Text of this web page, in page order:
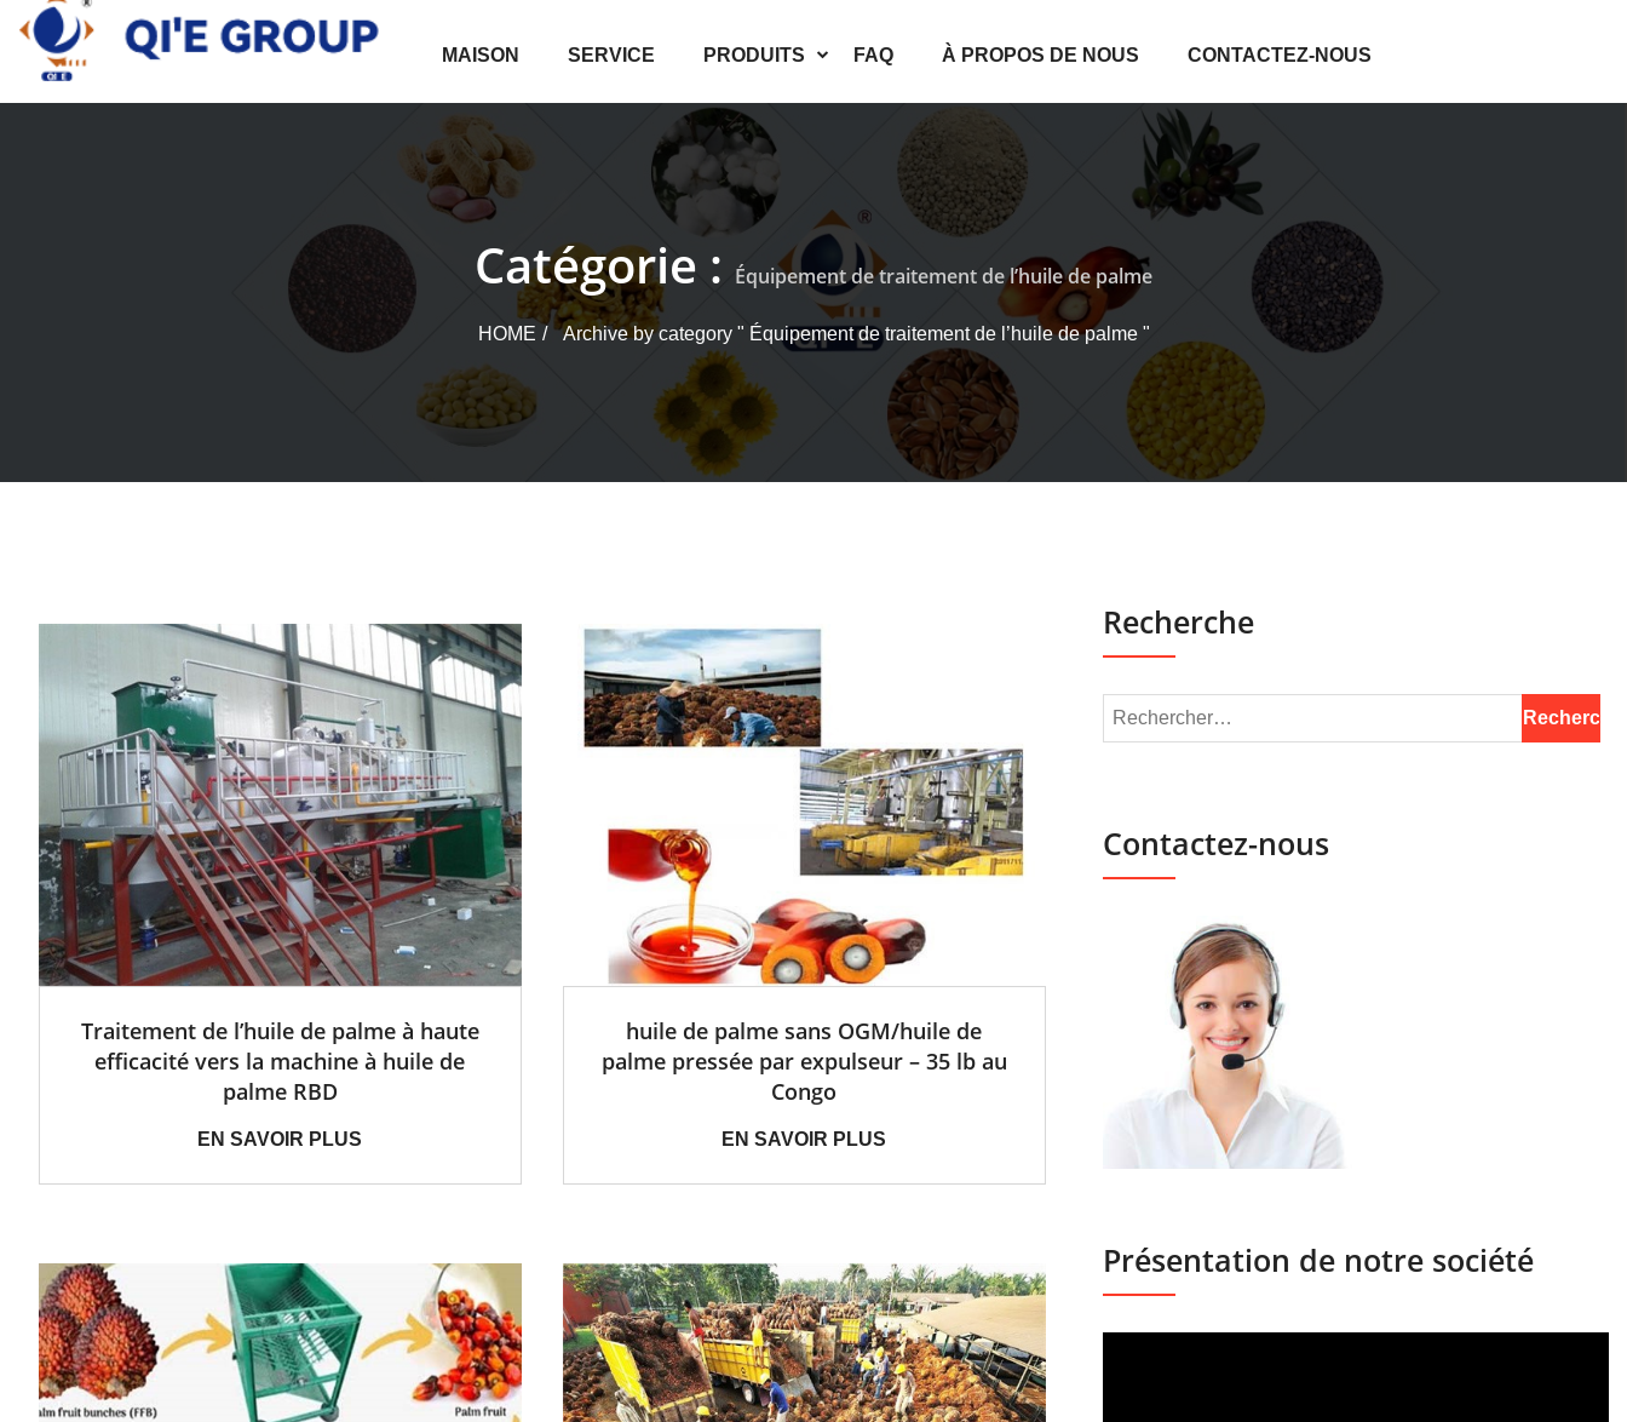
Skip
content
MAISON SERVICE PRODUITS FAQ À PROPOS DE NOUS CONTACTEZ-NOUS
Catégorie : Équipement de traitement de l’huile de palme
HOME Archive by category " Équipement de traitement de l’huile de palme "
Traitement de l’huile de palme à haute
efficacité vers la machine à huile de
palme RBD
EN SAVOIR PLUS
huile de palme sans OGM/huile de
palme pressée par expulseur – 35 lb au
Congo
EN SAVOIR PLUS
Recherche
Contactez-nous
Présentation de notre société